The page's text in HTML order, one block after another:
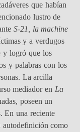
que habían
lustro de
S-21, la machine
y a verdugos
y logró que los
y palabras con los
La arcilla
mediador en La
poseen un
En una reciente
autodefinición como